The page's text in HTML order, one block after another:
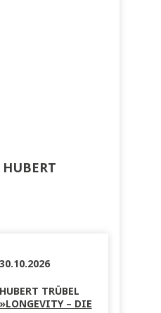
30.10.2026
HUBERT TRÜBEL
»LONGEVITY – DIE